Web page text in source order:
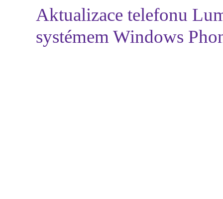
Aktualizace telefonu
systémem Windows